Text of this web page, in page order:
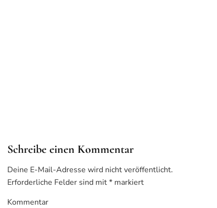
Schreibe einen Kommentar
Deine E-Mail-Adresse wird nicht veröffentlicht.
Erforderliche Felder sind mit* markiert
Kommentar